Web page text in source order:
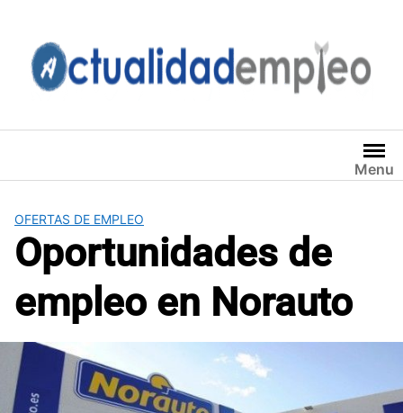
contenido
Menu
OFERTAS DE EMPLEO
Oportunidades de
empleo en Norauto